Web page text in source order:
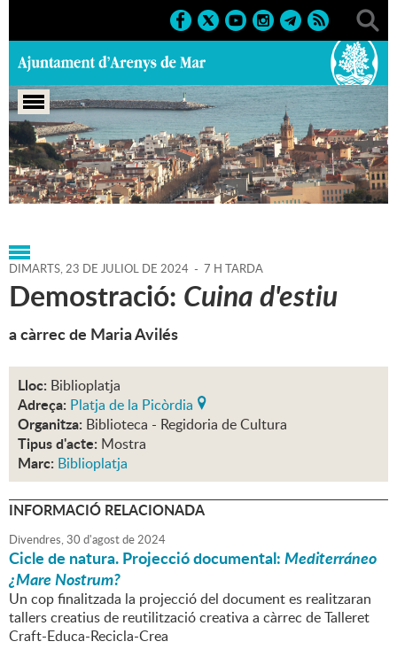
Portada > Regidories > Cultura > Biblioteca P. Fidel
Fita > Agenda > 23-07-2024
DIMARTS,23 DE JULIOL DE 2024 - 7 H TARDA
Demostració: Cuina d'estiu
a càrrec de Maria Avilés
Lloc: Biblioplatja
Adreça: Platja de la Picòrdia
Organitza: Biblioteca - Regidoria de Cultura
Tipus d'acte: Mostra
Marc: Biblioplatja
INFORMACIÓ RELACIONADA
Divendres,30 d'agostde2024
Cicle de natura. Projecció documental:Mediterráneo
¿Mare Nostrum?
Un cop finalitzada la projecció del document es realitzaran
tallers creatius de reutilització creativa a càrrec de Talleret
Craft-Educa-Recicla-Crea